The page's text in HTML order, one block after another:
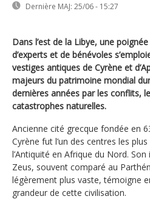
Dernière MAJ: 25/06 - 15:27
Dans l’est de la Libye, une
d’experts et de bénévoles
vestiges antiques de Cyrène et
majeurs du patrimoine mondial
dernières années par les conflits,
catastrophes naturelles.
Ancienne cité grecque fondée en
Cyrène fut l’un des centres les
l’Antiquité en Afrique du Nord.
Zeus, souvent comparé au
légèrement plus vaste, témoigne
grandeur de cette civilisation.